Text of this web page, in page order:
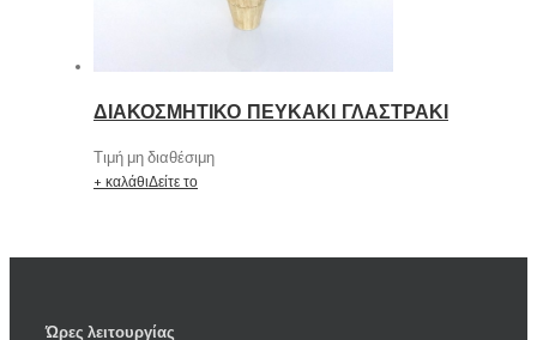
ΔΙΑΚΟΣΜΗΤΙΚΟ ΠΕΥΚΑΚΙ ΓΛΑΣΤΡΑΚΙ
Τιμή μη διαθέσιμη
+ καλάθιΔείτε το
Ώρες λειτουργίας